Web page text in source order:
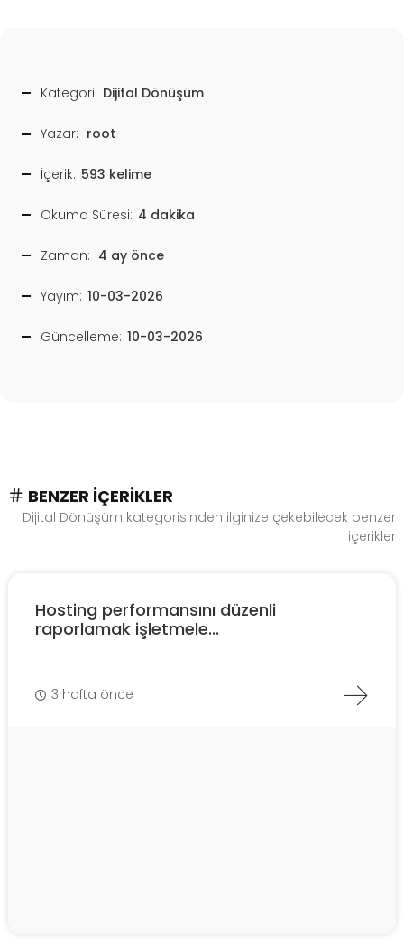
Kategori: Dijital Dönüşüm
Yazar: root
İçerik: 593 kelime
Okuma Süresi: 4 dakika
Zaman: 4 ay önce
Yayım: 10-03-2026
Güncelleme: 10-03-2026
BENZER İÇERIKLER
Dijital Dönüşüm kategorisinden ilginize çekebilecek benzer
içerikler
Hosting performansını düzenli
raporlamak işletmele...
3 hafta önce